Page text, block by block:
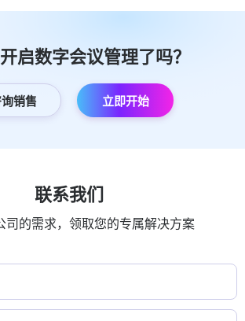
启数字会议管理了吗？
销售 立即开始
联系我们
司的需求，领取您的专属解决方案